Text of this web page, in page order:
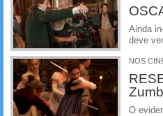
Ainda
deve
NOS
O